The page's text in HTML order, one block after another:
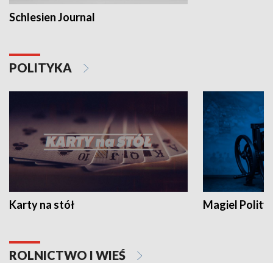
Schlesien Journal
POLITYKA
Karty na stół Magiel
ROLNICTWO I WIEŚ